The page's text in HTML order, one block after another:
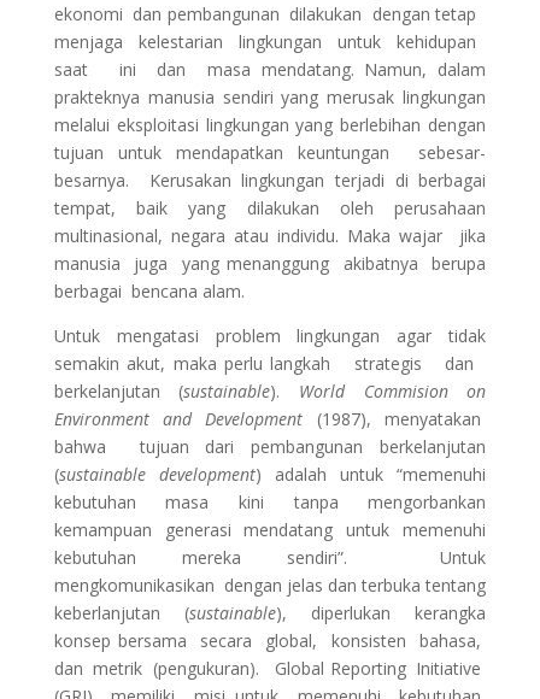
ekonomi dan pembangunan dilakukan dengan tetap
menjaga kelestarian lingkungan untuk kehidupan
saat ini dan masa mendatang. Namun, dalam
prakteknya manusia sendiri yang merusak lingkungan
melalui eksploitasi lingkungan yang berlebihan dengan
tujuan untuk mendapatkan keuntungan sebesar-
besarnya. Kerusakan lingkungan terjadi di berbagai
tempat, baik yang dilakukan oleh perusahaan
multinasional, negara atau individu. Maka wajar jika
manusia juga yang menanggung akibatnya berupa
berbagai bencana alam.
Untuk mengatasi problem lingkungan agar tidak
semakin akut, maka perlu langkah strategis dan
berkelanjutan (sustainable). World Commision on
Environment and Development (1987), menyatakan
bahwa tujuan dari pembangunan berkelanjutan
(sustainable development) adalah untuk “memenuhi
kebutuhan masa kini tanpa mengorbankan
kemampuan generasi mendatang untuk memenuhi
kebutuhan mereka sendiri”. Untuk
mengkomunikasikan dengan jelas dan terbuka tentang
keberlanjutan (sustainable), diperlukan kerangka
konsep bersama secara global, konsisten bahasa,
dan metrik (pengukuran). Global Reporting Initiative